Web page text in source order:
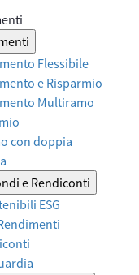
Flessibile
e Risparmio
Multiramo
con doppia
e Rendiconti
ESG